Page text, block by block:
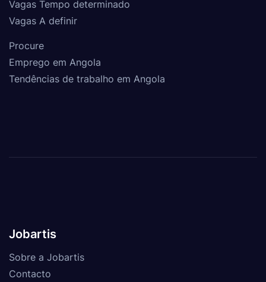
Vagas Tempo determinado
Vagas A definir
Procure
Emprego em Angola
Tendências de trabalho em Angola
Jobartis
Sobre a Jobartis
Contacto